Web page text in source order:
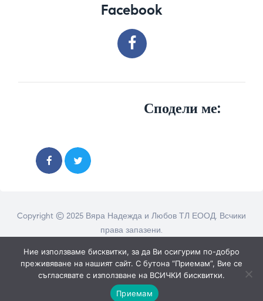
Facebook
Сподели ме:
Copyright © 2025 Вяра Надежда и Любов ТЛ ЕООД. Всчики
права запазени.
Ние използваме бисквитки, за да Ви осигурим по-добро
преживяване на нашият сайт. С бутона “Приемам”, Вие се
съгласявате с използване на ВСИЧКИ бисквитки.
Приемам